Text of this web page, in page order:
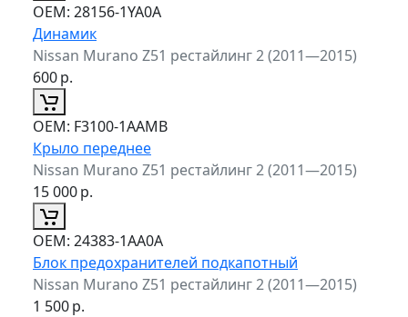
ОЕМ: 28156-1YA0A
Динамик
Nissan Murano Z51 рестайлинг 2 (2011—2015)
600р.
ОЕМ: F3100-1AAMB
Крыло переднее
Nissan Murano Z51 рестайлинг 2 (2011—2015)
15 000р.
ОЕМ: 24383-1AA0A
Блок предохранителей подкапотный
Nissan Murano Z51 рестайлинг 2 (2011—2015)
1 500р.